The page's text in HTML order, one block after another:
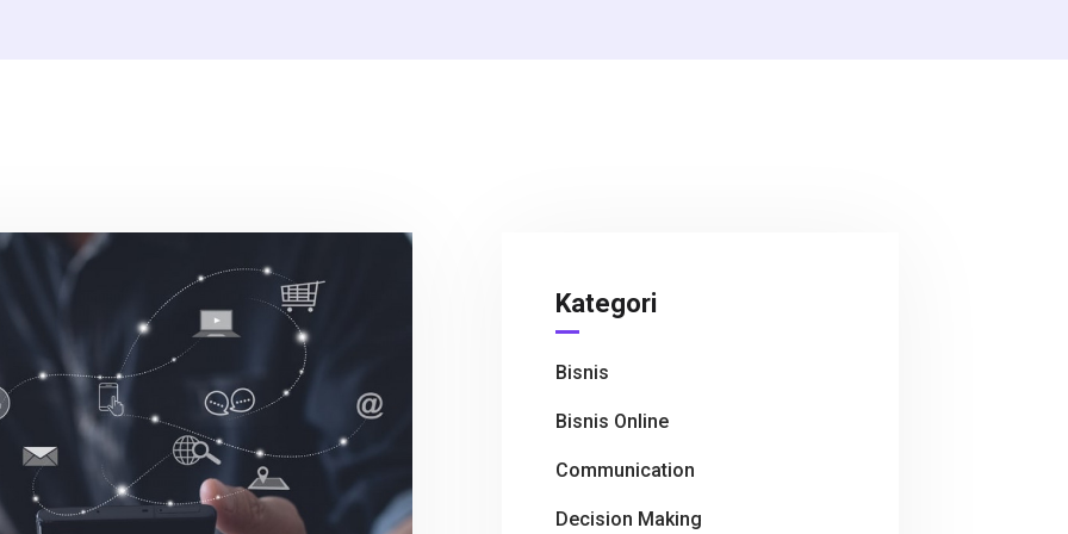
Kategori
Bisnis
Bisnis Online
Communication
Decision Making